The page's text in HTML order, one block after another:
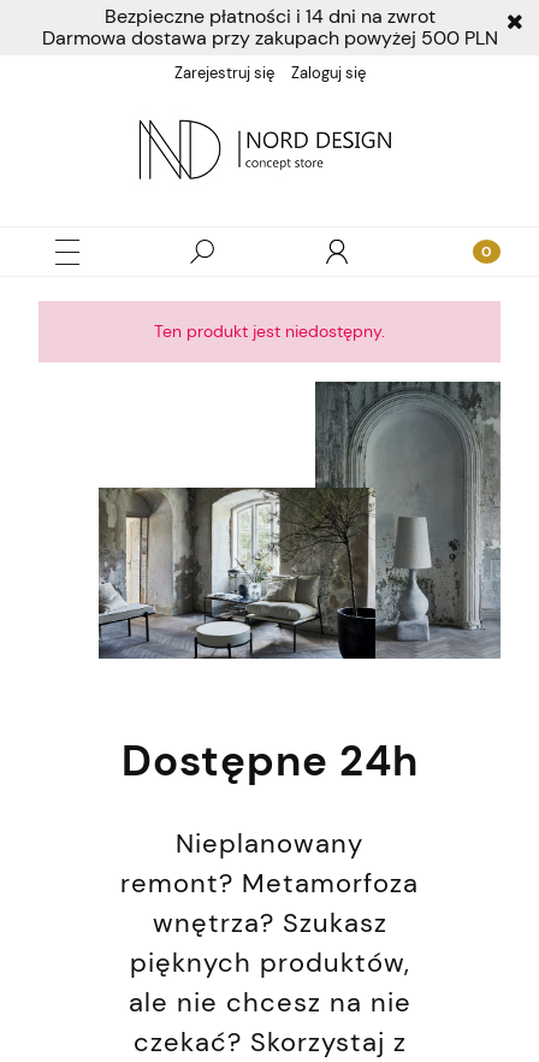
Bezpieczne płatności i 14 dni na zwrot
Darmowa dostawa przy zakupach powyżej 500 PLN
Zarejestruj się Zaloguj się
Ten produkt jest niedostępny.
Dostępne 24h
Nieplanowany
remont? Metamorfoza
wnętrza? Szukasz
pięknych produktów,
ale nie chcesz na nie
czekać? Skorzystaj z